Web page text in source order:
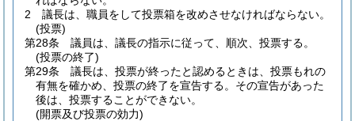
2
議長は、職員をして投票箱を改めさせなければならない。
(投票)
第28条
議員は、議長の指示に従って、順次、投票する。
(投票の終了)
第29条
議長は、投票が終ったと認めるときは、投票もれの
有無を確かめ、投票の終了を宣告する。 その宣告があった
後は、投票することができない。
(開票及び投票の効力)